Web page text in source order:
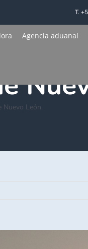
T.
Agencia aduanal
Nuevo León.